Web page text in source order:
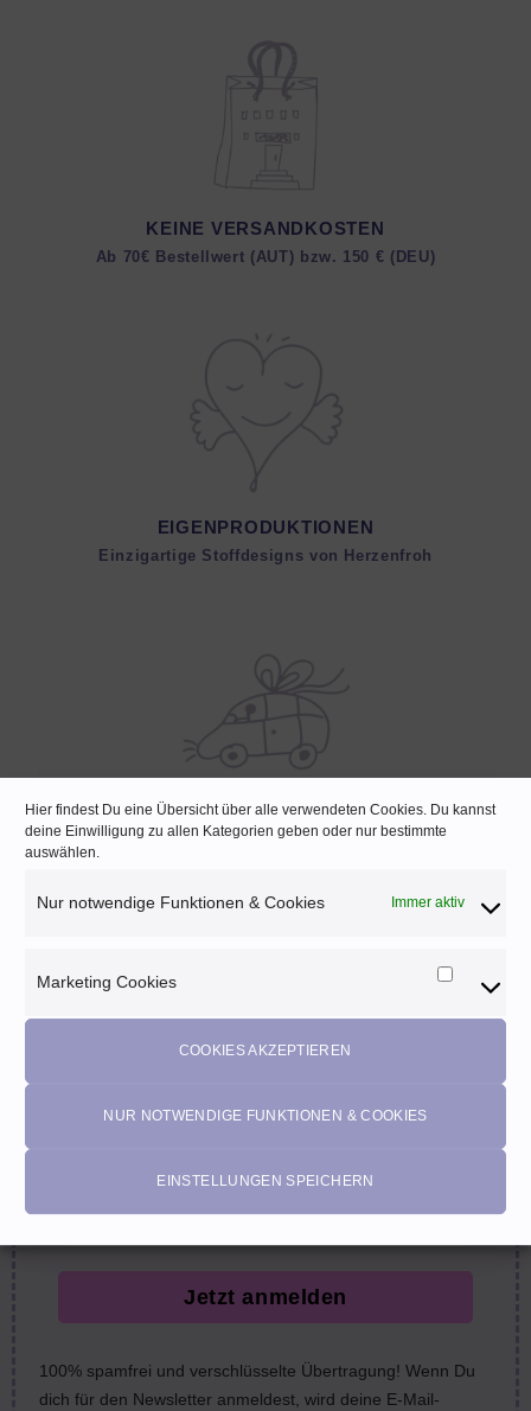
Hier findest Du eine Übersicht über alle verwendeten Cookies. Du kannst
deine Einwilligung zu allen Kategorien geben oder nur bestimmte
auswählen.
Nur notwendige Funktionen & Cookies Immer aktiv
Marketing Cookies
Cookies
COOKIES AKZEPTIEREN
NUR NOTWENDIGE FUNKTIONEN & COOKIES
EINSTELLUNGEN SPEICHERN
KEINE VERSANDKOSTEN
Ab 70€ Bestellwert (AUT) bzw. 150 € (DEU)
EIGENPRODUKTIONEN
Einzigartige Stoffdesigns von Herzenfroh
SCHNELLE LIEFERUNG
Lagernde Artikel werden noch am selben Tag verpackt
Melde dich für unseren Newsletter an und
profitiere von diesen Vorteilen:
nächste Bestellung (Gutscheine ausgeschlossen)
Jetzt anmelden
100% spamfrei und verschlüsselte Übertragung! Wenn Du
dich für den Newsletter anmeldest, wird deine E-Mail-